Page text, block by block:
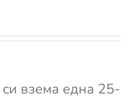
взема една 25-